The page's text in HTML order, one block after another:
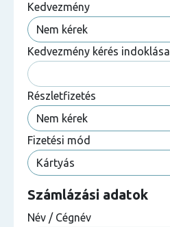
Kedvezmény
Kedvezmény kérés indoklása
Részletfizetés
Fizetési mód
Számlázási adatok
Név / Cégnév